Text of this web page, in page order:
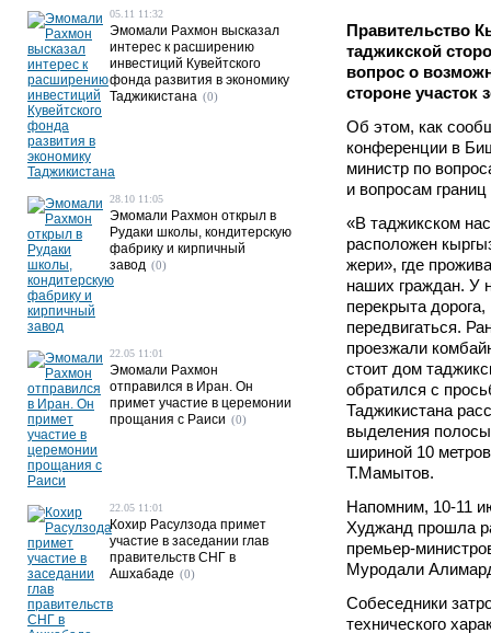
Правительство
таджикской
вопрос о
стороне участок
Об этом, как
конференции в
министр по
и вопросам
«В таджикском
расположен
жери», где
наших граждан. У
перекрыта
передвигаться.
проезжали
стоит дом
обратился с
Таджикистана
выделения
шириной 10
Т.Мамытов.
Напомним, 10-11
Худжанд прошла
премьер-
Муродали
Собеседники
технического
05.11 11:32
Эмомали Рахмон высказал
интерес к расширению
инвестиций Кувейтского
фонда развития в экономику
Таджикистана (0)
28.10 11:05
Эмомали Рахмон открыл в
Рудаки школы, кондитерскую
фабрику и кирпичный
завод (0)
22.05 11:01
Эмомали Рахмон
отправился в Иран. Он
примет участие в церемонии
прощания с Раиси (0)
22.05 11:01
Кохир Расулзода примет
участие в заседании глав
правительств СНГ в
Ашхабаде (0)